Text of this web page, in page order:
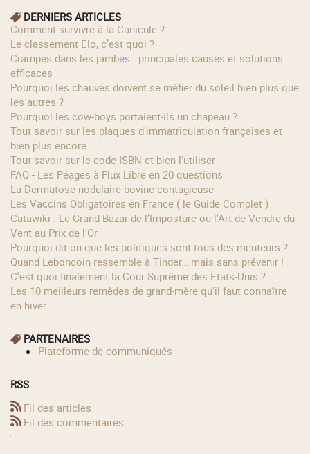
DERNIERS ARTICLES
Comment survivre à la Canicule ?
Le classement Elo, c’est quoi ?
Crampes dans les jambes : principales causes et solutions
efficaces
Pourquoi les chauves doivent se méfier du soleil bien plus que
les autres ?
Pourquoi les cow‑boys portaient‑ils un chapeau ?
Tout savoir sur les plaques d'immatriculation françaises et
bien plus encore
Tout savoir sur le code ISBN et bien l'utiliser
FAQ - Les Péages à Flux Libre en 20 questions
La Dermatose nodulaire bovine contagieuse
Les Vaccins Obligatoires en France ( le Guide Complet )
Catawiki : Le Grand Bazar de l’Imposture ou l'Art de Vendre du
Vent au Prix de l'Or
Pourquoi dit-on que les politiques sont tous des menteurs ?
Quand Leboncoin ressemble à Tinder… mais sans prévenir !
C'est quoi finalement la Cour Suprême des Etats-Unis ?
Les 10 meilleurs remèdes de grand-mère qu'il faut connaître
en hiver
PARTENAIRES
Plateforme de communiqués
RSS
Fil des articles
Fil des commentaires